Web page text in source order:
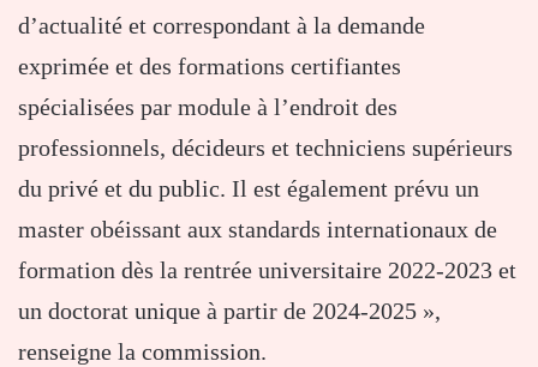
d’actualité et correspondant à la demande
exprimée et des formations certifiantes
spécialisées par module à l’endroit des
professionnels, décideurs et techniciens supérieurs
du privé et du public. Il est également prévu un
master obéissant aux standards internationaux de
formation dès la rentrée universitaire 2022-2023 et
un doctorat unique à partir de 2024-2025 »,
renseigne la commission.